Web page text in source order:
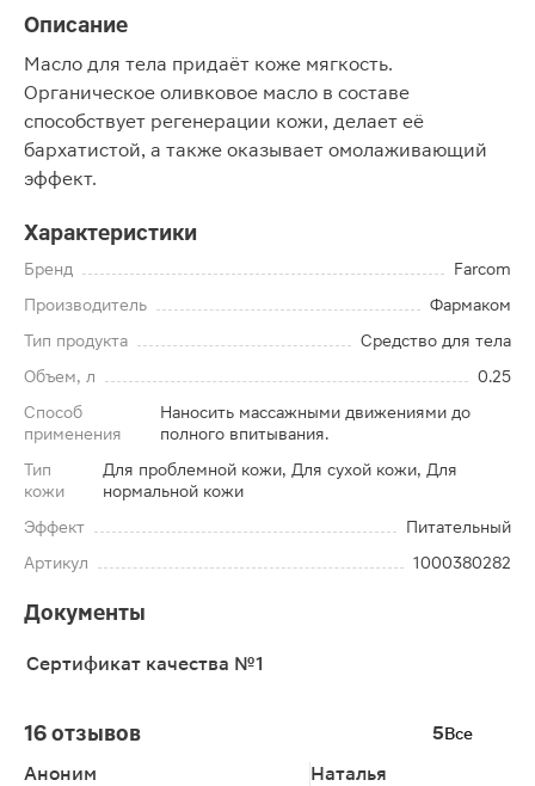
Описание
Масло для тела придаёт коже мягкость.
Органическое оливковое масло в составе
способствует регенерации кожи, делает её
бархатистой, а также оказывает омолаживающий
эффект.
Характеристики
Бренд
Farcom
Производитель
Фармаком
Тип продукта
Средство для тела
Объем, л
0.25
Способ
применения
Наносить массажными движениями до
полного впитывания.
Тип
кожи
Для проблемной кожи, Для сухой кожи, Для
нормальной кожи
Эффект
Питательный
Артикул
1000380282
Документы
Сертификат качества №1
16 отзывов 5Все
Аноним Наталья